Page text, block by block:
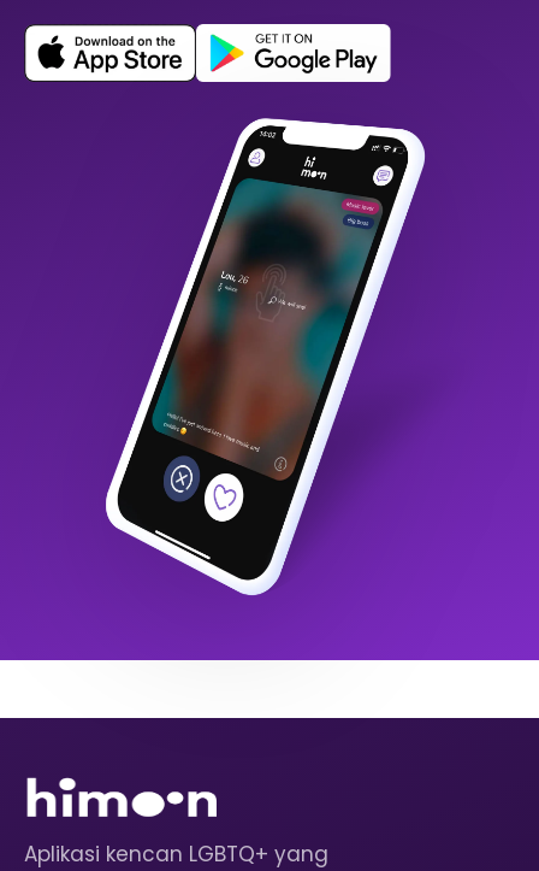
Aplikasi kencan LGBTQ+ yang